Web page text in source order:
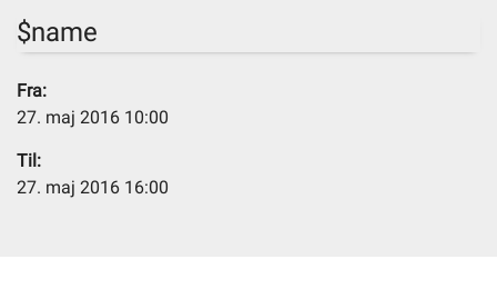
Vedtægter
$name
Fra:
27. maj 2016 10:00
Til:
27. maj 2016 16:00